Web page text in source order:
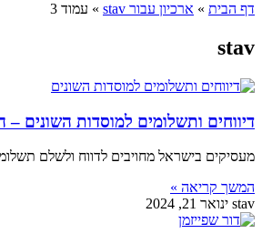
דף הבית » ארכיון עבור stav » עמוד 3
stav
דיווחים ותשלומים למוסדות
מעסיקים בישראל מחויבים לדווח ולשלם
המשך קריאה »
stav ינואר 21, 2024